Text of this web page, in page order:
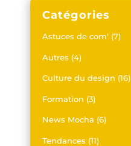
Catégories
Astuces de com' (7)
Autres (4)
Culture du design (16)
Formation (3)
News Mocha (6)
Tendances (11)